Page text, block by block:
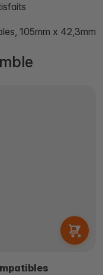
105mm x 42,3mm